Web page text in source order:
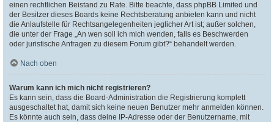
einen rechtlichen Beistand zu Rate. Bitte beachte, dass phpBB Limited und
der Besitzer dieses Boards keine Rechtsberatung anbieten kann und nicht
die Anlaufstelle für Rechtsangelegenheiten jeglicher Art ist; außer solchen,
die unter der Frage „An wen soll ich mich wenden, falls es Beschwerden
oder juristische Anfragen zu diesem Forum gibt?“ behandelt werden.
Nach oben
Warum kann ich mich nicht registrieren?
Es kann sein, dass die Board-Administration die Registrierung komplett
ausgeschaltet hat, damit sich keine neuen Benutzer mehr anmelden können.
Es könnte auch sein, dass deine IP-Adresse oder der Benutzername, mit